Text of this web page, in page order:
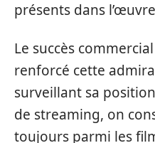
présents dans
Le succès
renforcé cette
surveillant sa
de streaming, on
toujours parmi les